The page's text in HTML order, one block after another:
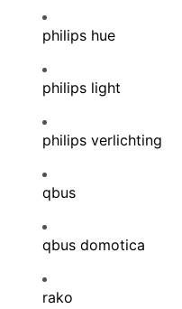
philips hue
philips light
philips verlichting
qbus
qbus domotica
rako